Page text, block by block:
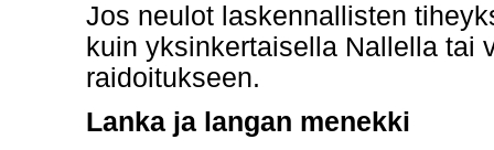
Jos neulot laskennallisten
kuin yksinkertaisella Nallella tai
raidoitukseen.
Lanka ja langan menekki